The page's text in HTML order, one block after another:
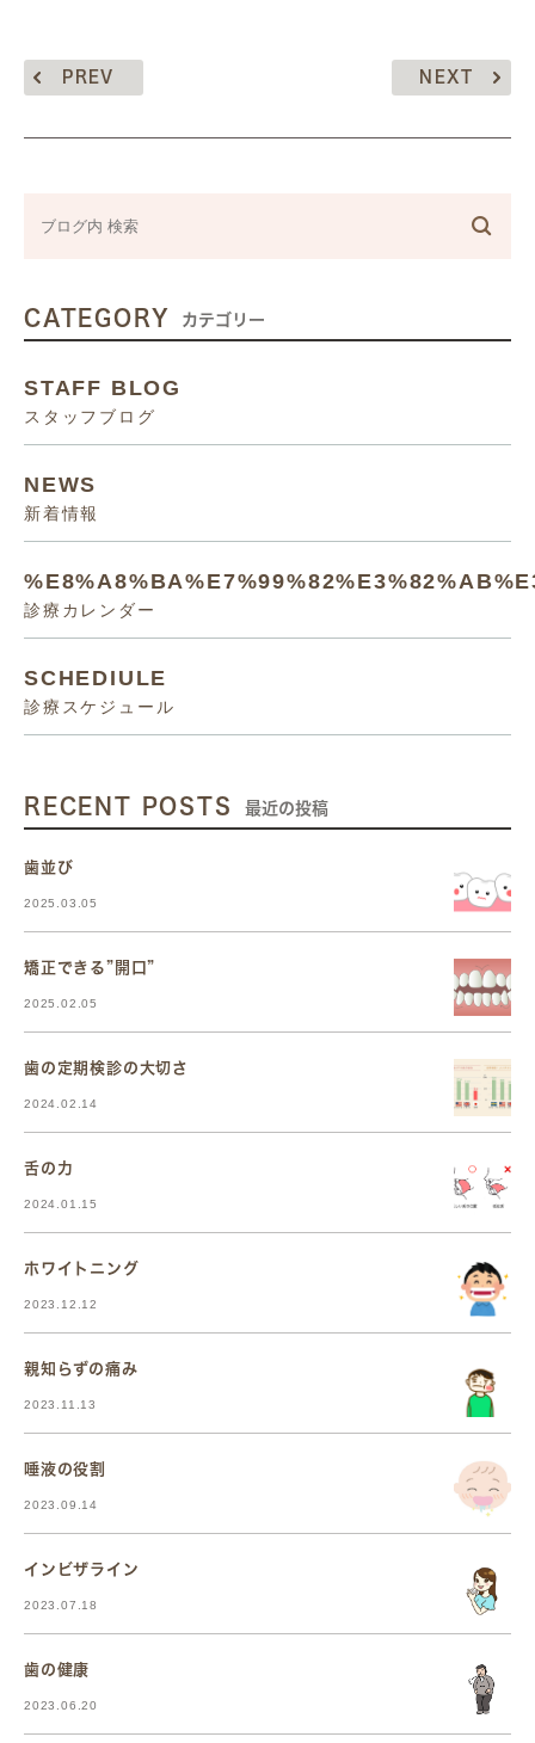
PREV NEXT
CATEGORY カテゴリー
STAFF BLOG
スタッフブログ
NEWS
新着情報
診療カレンダー
SCHEDIULE
診療スケジュール
RECENT POSTS 最近の投稿
歯並び
2025.03.05
矯正できる”開口”
2025.02.05
歯の定期検診の大切さ
2024.02.14
舌の力
2024.01.15
ホワイトニング
2023.12.12
親知らずの痛み
2023.11.13
唾液の役割
2023.09.14
インビザライン
2023.07.18
歯の健康
2023.06.20